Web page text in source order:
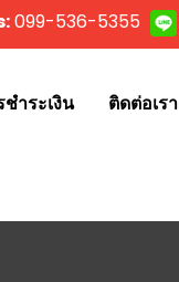
099-536-5355
ำระเงิน ติดต่อเรา